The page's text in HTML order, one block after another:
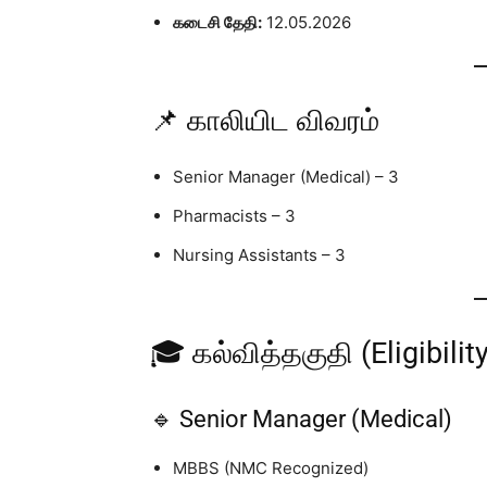
கடைசி தேதி: 12.05.2026
📌 காலியிட விவரம்
Senior Manager (Medical) – 3
Pharmacists – 3
Nursing Assistants – 3
🎓 கல்வித்தகுதி
🔹 Senior Manager (Medical)
MBBS (NMC Recognized)